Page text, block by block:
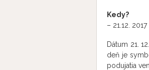
Kedy?
– 21.12.
Dátum 21.
deň je
podujatia